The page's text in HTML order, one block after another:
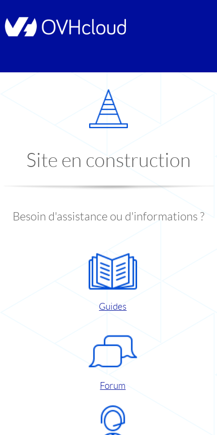
Site en construction
Besoin d'assistance ou d'informations ?
Guides
Forum